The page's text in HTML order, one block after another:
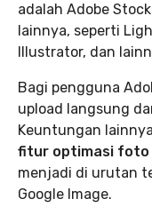
adalah Adobe
lainnya, seperti
Illustrator, dan
Bagi pengguna
upload langsung
Keuntungan
fitur optimasi foto
menjadi di urutan
Google Image.